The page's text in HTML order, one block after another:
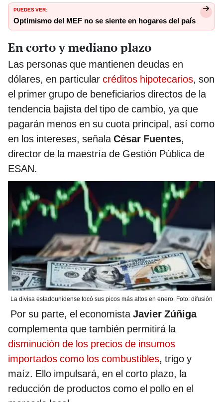
PUEDES VER:
Optimismo del MEF no se siente en hogares del país
En corto y mediano plazo
Las personas que mantienen deudas en
dólares, en particular créditos hipotecarios, son
el primer grupo de beneficiarios directos de la
tendencia bajista del tipo de cambio, ya que
pagarán menos en su cuota principal, así como
en los intereses, señalaCésar Fuentes,
director de la maestría de Gestión Pública de
ESAN.
La divisa estadounidense tocó sus picos más altos en enero. Foto: difusión
Por su parte, el economistaJavier Zúñiga
complementa que también permitirá la
disminución de los precios de insumos
importados como los combustibles, trigo y
maíz. Ello impulsará, en el corto plazo, la
reducción de productos como el pollo en el